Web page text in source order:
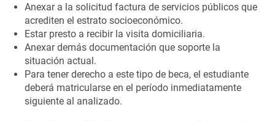
Anexar a la solicitud factura de servicios públicos que
acrediten el estrato socioeconómico.
Estar presto a recibir la visita domiciliaria.
Anexar demás documentación que soporte la
situación actual.
Para tener derecho a este tipo de beca, el estudiante
deberá matricularse en el período inmediatamente
siguiente al analizado.